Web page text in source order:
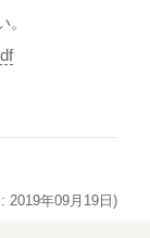
2019年09月19日)